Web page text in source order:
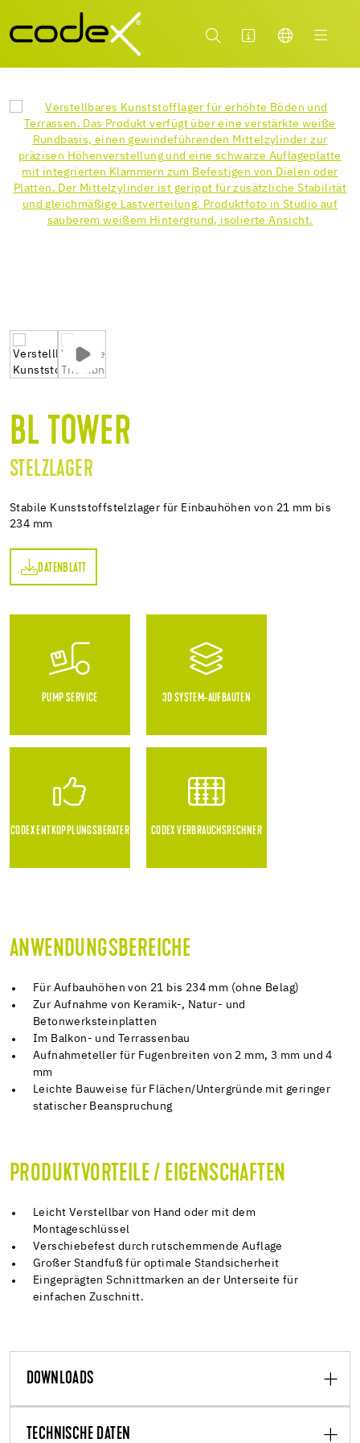
BL TOWER
STELZLAGER
Stabile Kunststoffstelzlager für Einbauhöhen von 21 mm bis
234 mm
DATENBLATT
PUMP SERVICE 3D SYSTEM-AUFBAUTEN
CODEX ENTKOPPLUNGSBERATER CODEX VERBRAUCHSRECHNER
ANWENDUNGSBEREICHE
Für Aufbauhöhen von 21 bis 234 mm (ohne Belag)
Zur Aufnahme von Keramik-, Natur- und
Betonwerksteinplatten
Im Balkon- und Terrassenbau
Aufnahmeteller für Fugenbreiten von 2 mm, 3 mm und 4
mm
Leichte Bauweise für Flächen/Untergründe mit geringer
statischer Beanspruchung
PRODUKTVORTEILE / EIGENSCHAFTEN
Leicht Verstellbar von Hand oder mit dem
Montageschlüssel
Verschiebefest durch rutschemmende Auflage
Großer Standfuß für optimale Standsicherheit
Eingeprägten Schnittmarken an der Unterseite für
einfachen Zuschnitt.
DOWNLOADS
TECHNISCHE DATEN